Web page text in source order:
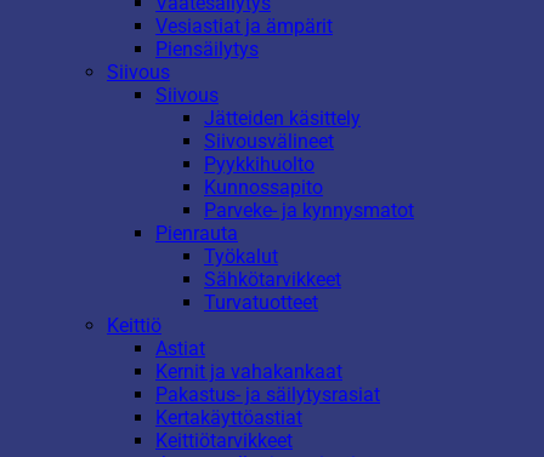
Vesiastiat ja ämpärit
Piensäilytys
Siivous
Siivous
Jätteiden käsittely
Siivousvälineet
Pyykkihuolto
Kunnossapito
Parveke- ja kynnysmatot
Pienrauta
Työkalut
Sähkötarvikkeet
Turvatuotteet
Keittiö
Astiat
Kernit ja vahakankaat
Pakastus- ja säilytysrasiat
Kertakäyttöastiat
Keittiötarvikkeet